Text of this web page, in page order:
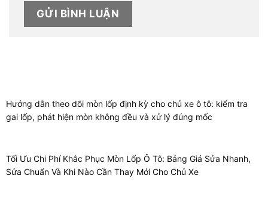
Hướng dẫn theo dõi mòn lốp định kỳ cho chủ xe ô tô: kiểm tra
gai lốp, phát hiện mòn không đều và xử lý đúng mốc
Tối Ưu Chi Phí Khắc Phục Mòn Lốp Ô Tô: Bảng Giá Sửa Nhanh,
Sửa Chuẩn Và Khi Nào Cần Thay Mới Cho Chủ Xe